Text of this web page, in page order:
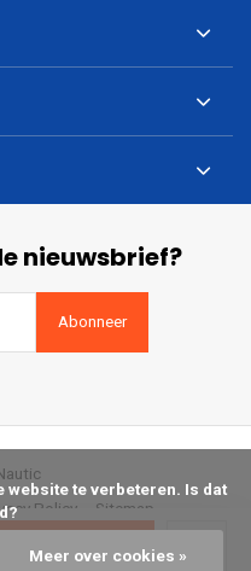
nieuwsbrief?
Abonneer
Policy Sitemap
Meer over cookies »